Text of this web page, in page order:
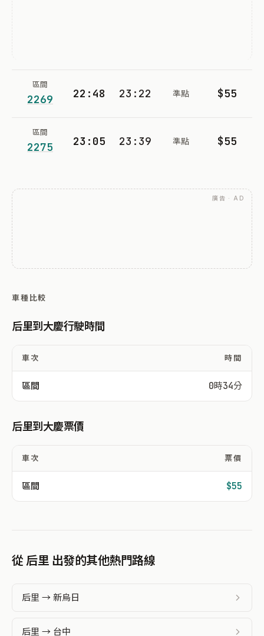
區間
2269 22:48 23:22 準點 $55
區間
2275 23:05 23:39 準點 $55
廣告 · AD
車種比較
后里到大慶行駛時間
車次 時間
區間 0時34分
后里到大慶票價
車次 票價
區間 $55
從 后里 出發的其他熱門路線
后里 → 新烏日
后里 → 台中